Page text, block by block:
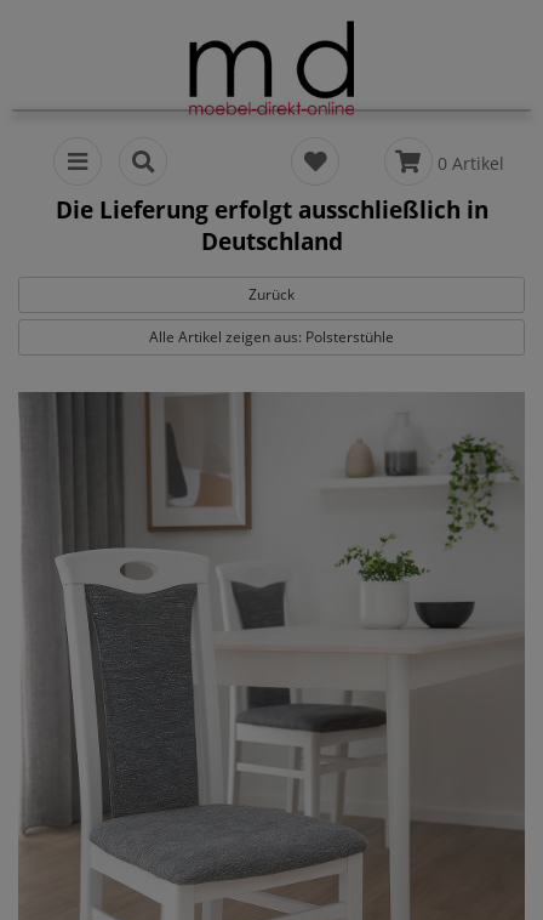
0 Artikel
Die Lieferung erfolgt ausschließlich in
Deutschland
Zurück
Alle Artikel zeigen aus: Polsterstühle